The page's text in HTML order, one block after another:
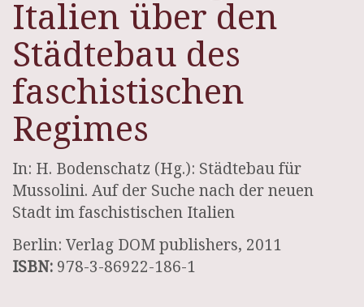
Italien über den
Städtebau des
faschistischen
Regimes
In: H. Bodenschatz (Hg.): Städtebau für
Mussolini. Auf der Suche nach der neuen
Stadt im faschistischen Italien
Berlin: Verlag DOM publishers, 2011
ISBN: 978-3-86922-186-1